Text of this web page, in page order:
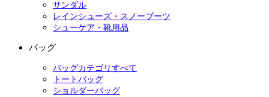
サンダル
レインシューズ・スノーブーツ
シューケア・靴用品
バッグ
バッグカテゴリすべて
トートバッグ
ショルダーバッグ